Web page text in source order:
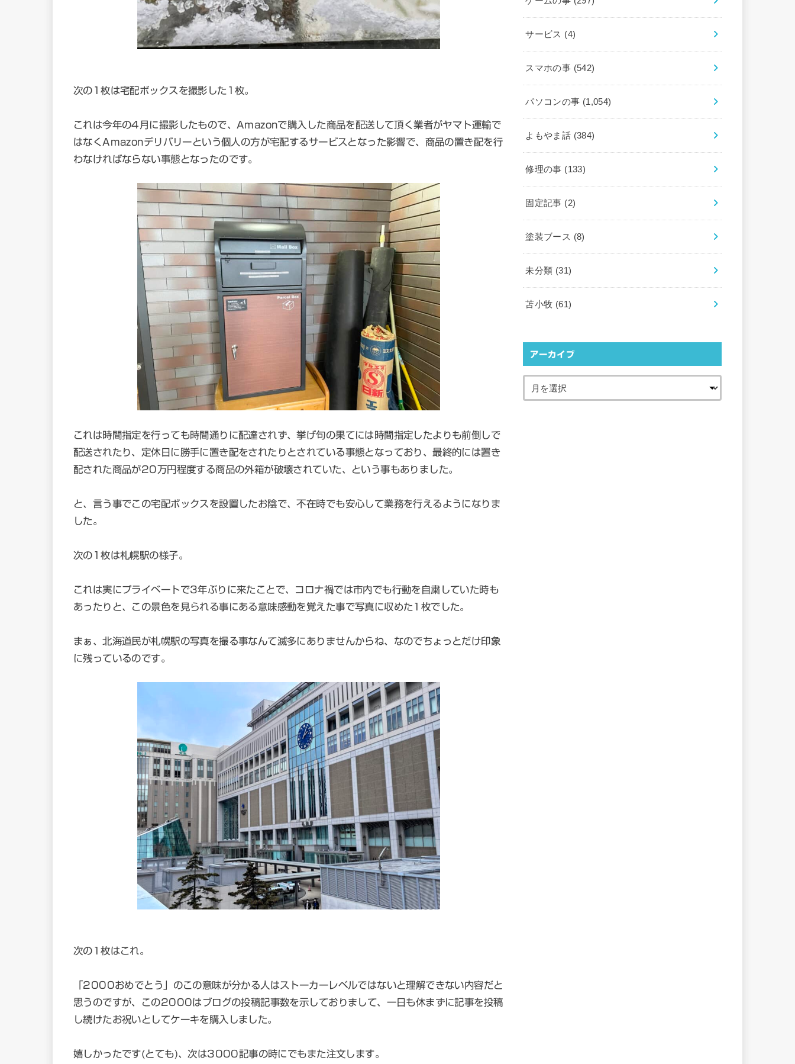
次の1枚は宅配ボックスを撮影した1枚。
これは今年の4月に撮影したもので、Amazonで購入した商品を配送して頂く業者がヤマト運輸で
はなくAmazonデリバリーという個人の方が宅配するサービスとなった影響で、商品の置き配を行
わなければならない事態となったのです。
これは時間指定を行っても時間通りに配達されず、挙げ句の果てには時間指定したよりも前倒しで
配送されたり、定休日に勝手に置き配をされたりとされている事態となっており、最終的には置き
配された商品が20万円程度する商品の外箱が破壊されていた、という事もありました。
と、言う事でこの宅配ボックスを設置したお陰で、不在時でも安心して業務を行えるようになりま
した。
次の1枚は札幌駅の様子。
これは実にプライベートで3年ぶりに来たことで、コロナ禍では市内でも行動を自粛していた時も
あったりと、この景色を見られる事にある意味感動を覚えた事で写真に収めた1枚でした。
まぁ、北海道民が札幌駅の写真を撮る事なんて滅多にありませんからね、なのでちょっとだけ印象
に残っているのです。
次の1枚はこれ。
「2000おめでとう」のこの意味が分かる人はストーカーレベルではないと理解できない内容だと
思うのですが、この2000はブログの投稿記事数を示しておりまして、一日も休まずに記事を投稿
し続けたお祝いとしてケーキを購入しました。
嬉しかったです(とても)、次は3000記事の時にでもまた注文します。
サービス (4)
スマホの事 (542)
パソコンの事 (1,054)
よもやま話 (384)
修理の事 (133)
固定記事 (2)
塗装ブース (8)
未分類 (31)
苫小牧 (61)
アーカイブ